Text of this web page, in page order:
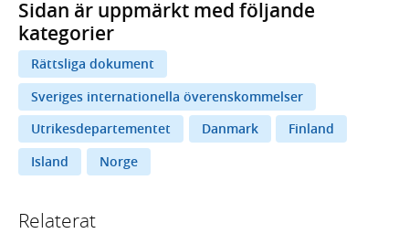
Sidan är uppmärkt med följande
kategorier
Rättsliga dokument
Sveriges internationella överenskommelser
Utrikesdepartementet
Danmark
Finland
Island
Norge
Relaterat